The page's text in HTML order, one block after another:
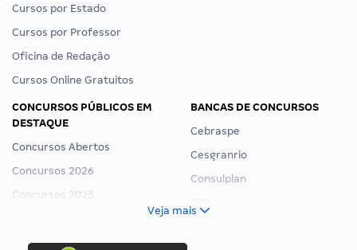
Cursos por Estado
Cursos por Professor
Oficina de Redação
Cursos Online Gratuitos
CONCURSOS PÚBLICOS EM
DESTAQUE
Concursos Abertos
Concursos 2026
Concursos 2025
Concurso Ibama
BANCAS DE CONCURSOS
Cebraspe
Cesgranrio
Consulplan
Veja mais